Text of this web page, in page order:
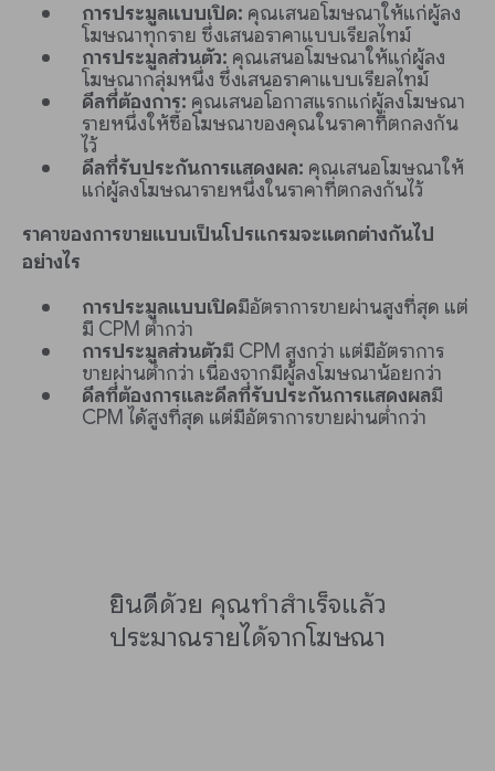
การประมูลแบบเปิด: คุณเสนอโฆษณาให้แก่ผู้ลง
โฆษณาทุกราย ซึ่งเสนอราคาแบบเรียลไทม์
การประมูลส่วนตัว: คุณเสนอโฆษณาให้แก่ผู้ลง
โฆษณากลุ่มหนึ่ง ซึ่งเสนอราคาแบบเรียลไทม์
ดีลที่ต้องการ: คุณเสนอโอกาสแรกแก่ผู้ลงโฆษณา
รายหนึ่งให้ซื้อโฆษณาของคุณในราคาที่ตกลงกัน
ไว้
ดีลที่รับประกันการแสดงผล: คุณเสนอโฆษณาให้
แก่ผู้ลงโฆษณารายหนึ่งในราคาที่ตกลงกันไว้
ราคาของการขายแบบเป็นโปรแกรมจะแตกต่างกันไป
อย่างไร
การประมูลแบบเปิดมีอัตราการขายผ่านสูงที่สุด แต่
มี CPM ต่ำกว่า
การประมูลส่วนตัวมี CPM สูงกว่า แต่มีอัตราการ
ขายผ่านต่ำกว่า เนื่องจากมีผู้ลงโฆษณาน้อยกว่า
ดีลที่ต้องการและดีลที่รับประกันการแสดงผลมี
CPM ได้สูงที่สุด แต่มีอัตราการขายผ่านต่ำกว่า
ยินดีด้วย คุณทำสำเร็จแล้ว
ประมาณรายได้จากโฆษณา